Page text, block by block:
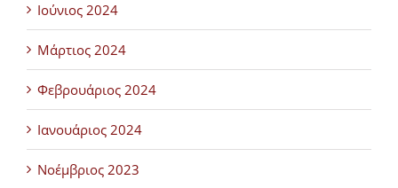
Ιούνιος 2024
Μάρτιος 2024
Φεβρουάριος 2024
Ιανουάριος 2024
Νοέμβριος 2023